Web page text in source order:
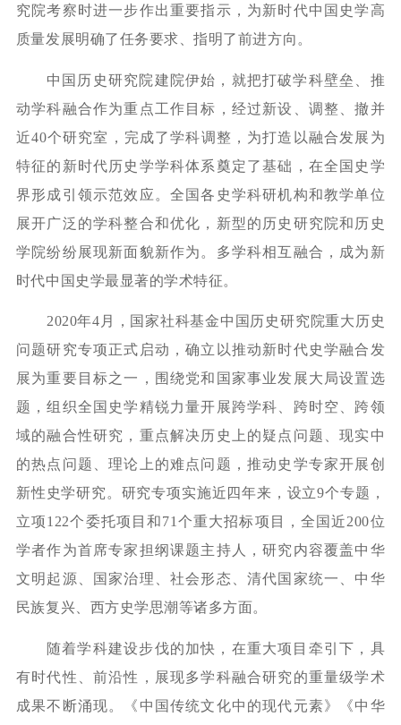
究院考察时进一步作出重要指示，为新时代中国史学高
质量发展明确了任务要求、指明了前进方向。
中国历史研究院建院伊始，就把打破学科壁垒、推
动学科融合作为重点工作目标，经过新设、调整、撤并
近40个研究室，完成了学科调整，为打造以融合发展为
特征的新时代历史学学科体系奠定了基础，在全国史学
界形成引领示范效应。全国各史学科研机构和教学单位
展开广泛的学科整合和优化，新型的历史研究院和历史
学院纷纷展现新面貌新作为。多学科相互融合，成为新
时代中国史学最显著的学术特征。
2020年4月，国家社科基金中国历史研究院重大历史
问题研究专项正式启动，确立以推动新时代史学融合发
展为重要目标之一，围绕党和国家事业发展大局设置选
题，组织全国史学精锐力量开展跨学科、跨时空、跨领
域的融合性研究，重点解决历史上的疑点问题、现实中
的热点问题、理论上的难点问题，推动史学专家开展创
新性史学研究。研究专项实施近四年来，设立9个专题，
立项122个委托项目和71个重大招标项目，全国近200位
学者作为首席专家担纲课题主持人，研究内容覆盖中华
文明起源、国家治理、社会形态、清代国家统一、中华
民族复兴、西方史学思潮等诸多方面。
随着学科建设步伐的加快，在重大项目牵引下，具
有时代性、前沿性，展现多学科融合研究的重量级学术
成果不断涌现。《中国传统文化中的现代元素》《中华